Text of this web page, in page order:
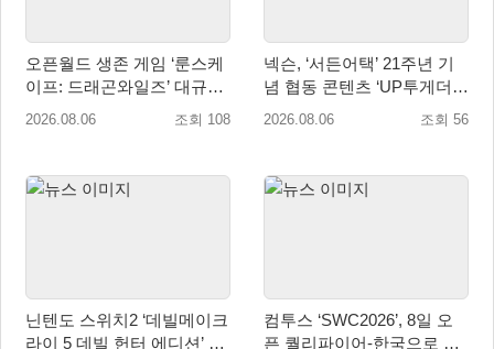
오픈월드 생존 게임 ‘룬스케
이프: 드래곤와일즈’ 대규모
유저 편의성 개선 및 사이드
2026.08.06 조회 108
넥슨, ‘서든어택’ 21주년 기
념 협동 콘텐츠 ‘UP투게더’
업데이트
2026.08.06 조회 56
닌텐도 스위치2 ‘데빌메이크
라이 5 데빌 헌터 에디션’ 패
컴투스 ‘SWC2026’, 8일 오
픈 퀄리파이어-한국으로 시